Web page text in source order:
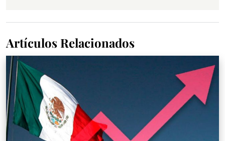
Artículos Relacionados